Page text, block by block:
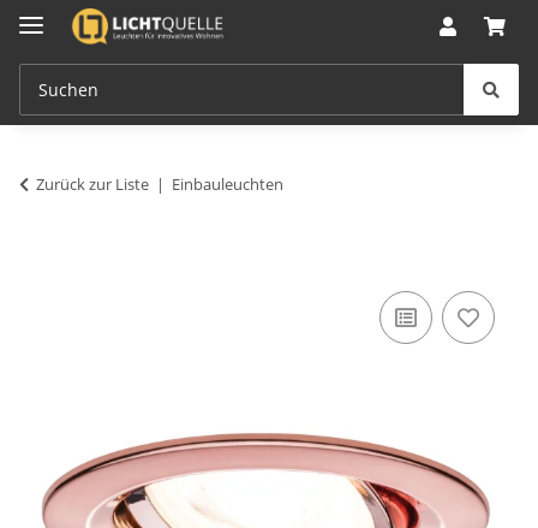
Zurück zur Liste Einbauleuchten